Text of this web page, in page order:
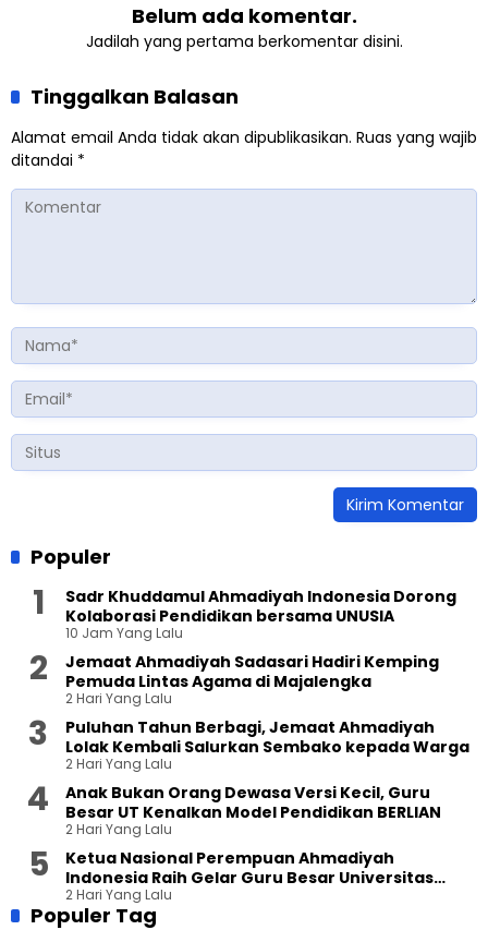
Belum ada komentar.
Jadilah yang pertama berkomentar disini.
Tinggalkan Balasan
Alamat email Anda tidak akan dipublikasikan. Ruas yang wajib
ditandai *
Populer
Sadr Khuddamul Ahmadiyah Indonesia Dorong
Kolaborasi Pendidikan bersama UNUSIA
10 Jam Yang Lalu
Jemaat Ahmadiyah Sadasari Hadiri Kemping
Pemuda Lintas Agama di Majalengka
2 Hari Yang Lalu
Puluhan Tahun Berbagi, Jemaat Ahmadiyah
Lolak Kembali Salurkan Sembako kepada Warga
2 Hari Yang Lalu
Anak Bukan Orang Dewasa Versi Kecil, Guru
Besar UT Kenalkan Model Pendidikan BERLIAN
2 Hari Yang Lalu
Ketua Nasional Perempuan Ahmadiyah
Indonesia Raih Gelar Guru Besar Universitas
Terbuka
2 Hari Yang Lalu
Populer Tag